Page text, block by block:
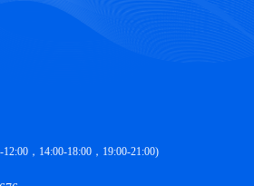
，14:00-18:00，19:00-21:00)